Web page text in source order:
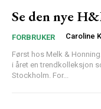
Se den nye
FORBRUKER Caroline
Først hos Melk & Honning. Den svenske kleskjeden lanserer to ganger
i året en trendkolleksjon
Stockholm. For...